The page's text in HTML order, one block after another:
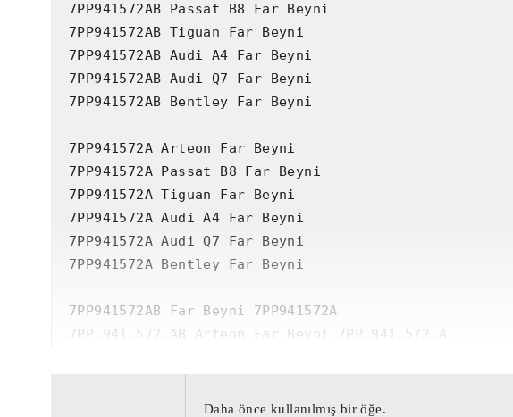
7PP941572AB Passat B8 Far Beyni
7PP941572AB Tiguan Far Beyni
7PP941572AB Audi A4 Far Beyni
7PP941572AB Audi Q7 Far Beyni
7PP941572AB Bentley Far Beyni
7PP941572A Arteon Far Beyni
7PP941572A Passat B8 Far Beyni
7PP941572A Tiguan Far Beyni
7PP941572A Audi A4 Far Beyni
7PP941572A Audi Q7 Far Beyni
7PP941572A Bentley Far Beyni
7PP941572AB Far Beyni 7PP941572A
7PP.941.572.AB Arteon Far Beyni 7PP.941.572.A
7PP941572A000 Audi A4 Far Beyni 7PP941572ABZ00
Daha önce kullanılmış bir öğe.